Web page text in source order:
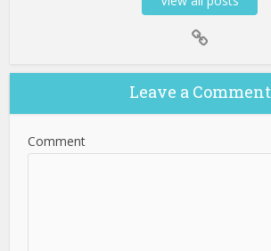
Leave a Comment
Comment